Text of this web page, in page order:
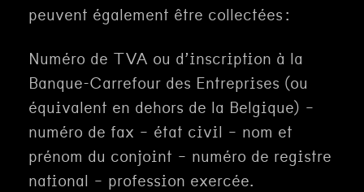
peuvent également être collectées :
Numéro de TVA ou d’inscription à la
Banque-Carrefour des Entreprises (ou
équivalent en dehors de la Belgique) –
numéro de fax – état civil – nom et
prénom du conjoint – numéro de registre
national – profession exercée.